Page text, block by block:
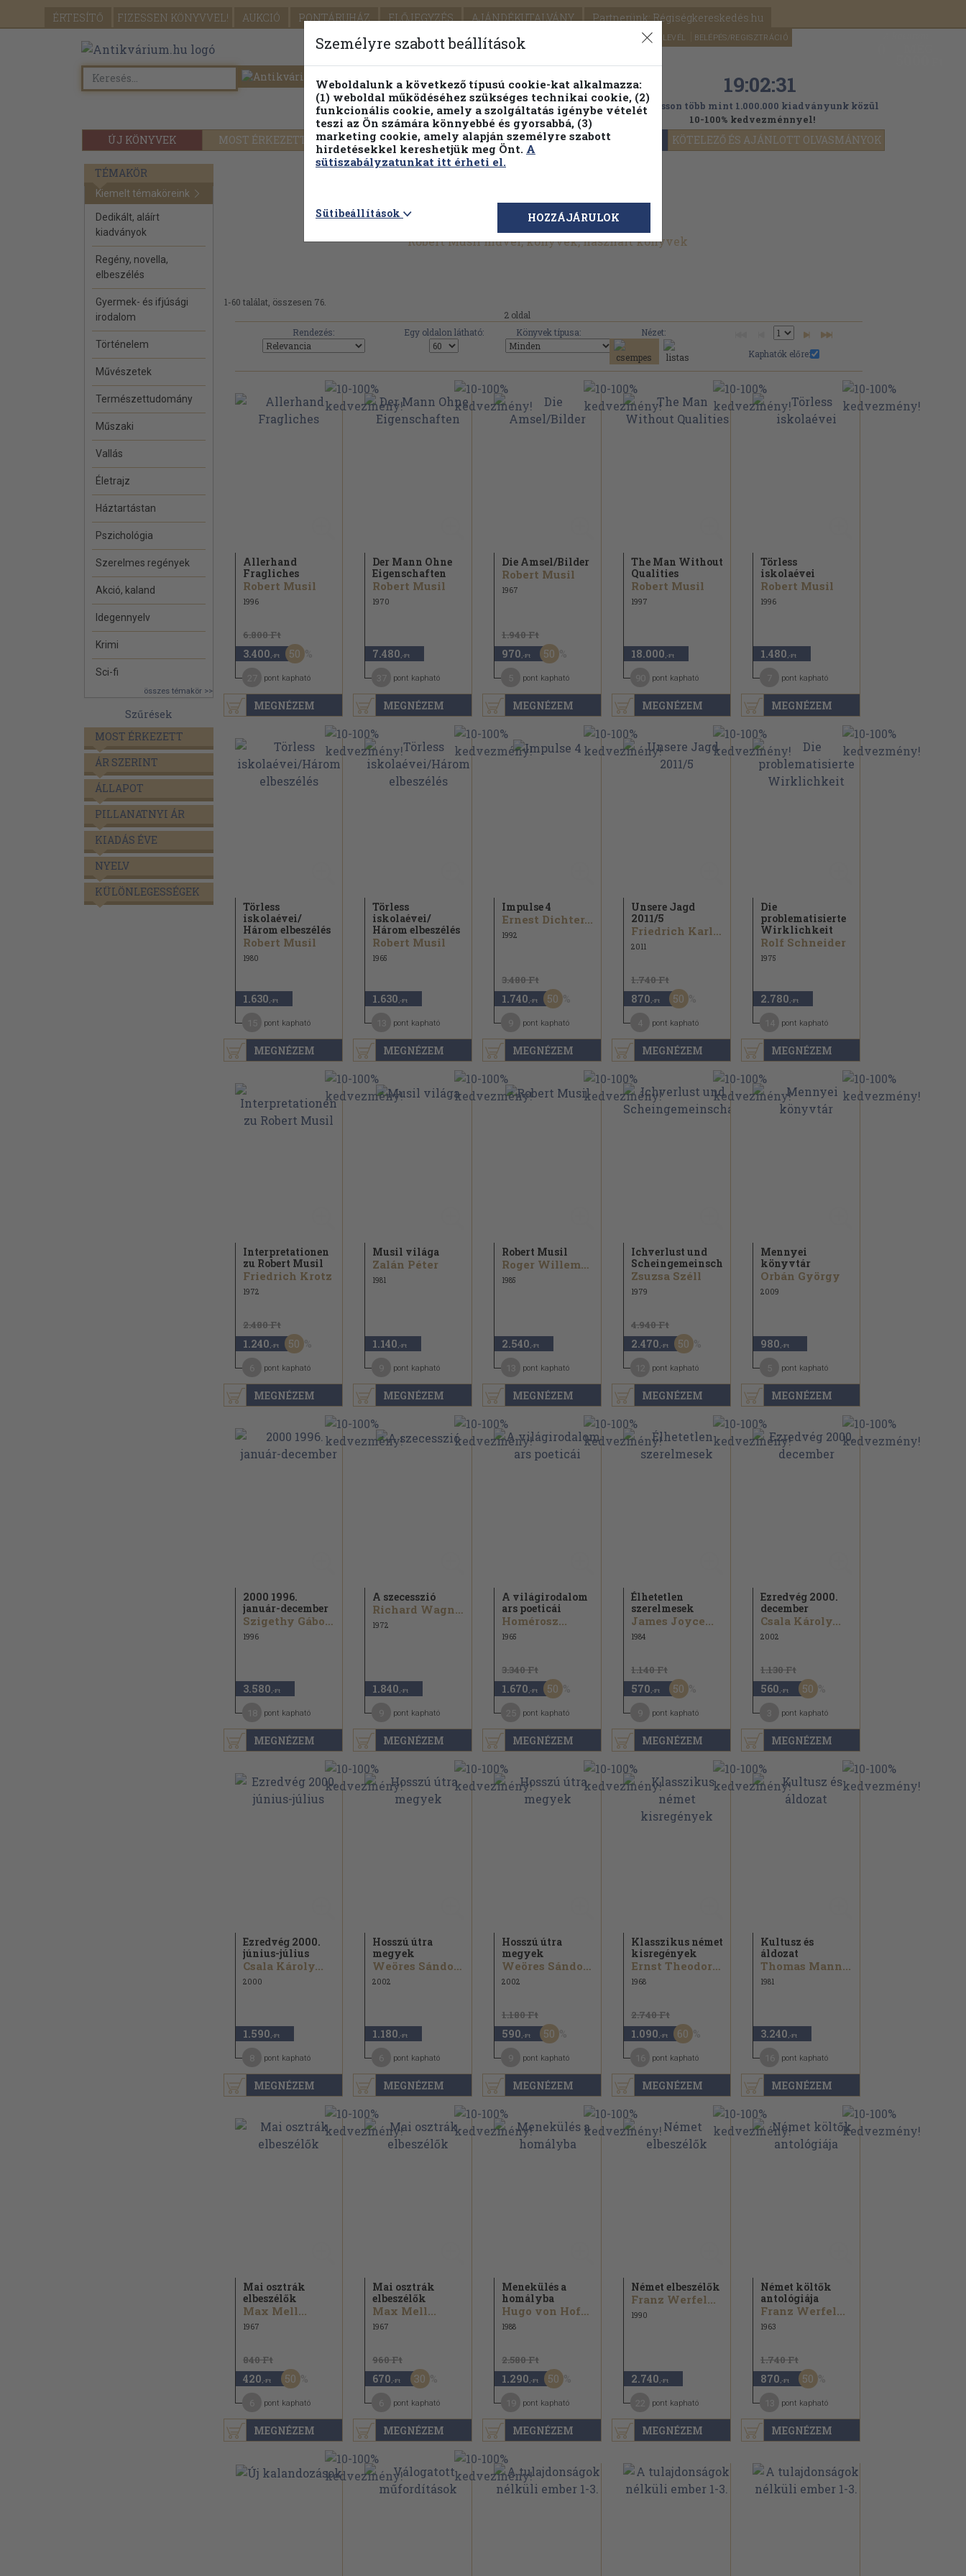
ÉRTESÍTŐ FIZESSEN KÖNYVVEL! AUKCIÓ PONTÁRUHÁZ ELŐJEGYZÉS AJÁNDÉKUTALVÁNY Partnerünk: Régiségkereskedés.hu
SEGÍTSÉG HÍRLEVÉL BELÉPÉS/REGISZTRÁCIÓ
ÚJ KÖNYVEK MOST ÉRKEZETT PILLANATNYI ÁRAINK FENNTARTHATÓ OLVASMÁNYOK KÖTELEZŐ ÉS AJÁNLOTT OLVASMÁNYOK
Részletes kereső Témaköri fa 19:02:29
Válogasson több mint 1.000.000 kiadványunk közül
10-100% kedvezménnyel!
TÉMAKÖR
Kiemelt témaköreink
Dedikált, aláírt
kiadványok
Regény, novella,
elbeszélés
Gyermek- és ifjúsági
irodalom
Történelem
Művészetek
Természettudomány
Műszaki
Vallás
Életrajz
Háztartástan
Pszichológia
Szerelmes regények
Akció, kaland
Idegennyelv
Krimi
Sci-fi
összes témakör >>
Szűrések
MOST ÉRKEZETT
ÁR SZERINT
ÁLLAPOT
PILLANATNYI ÁR
KIADÁS ÉVE
NYELV
KÜLÖNLEGESSÉGEK
Robert Musil művei, könyvek, használt könyvek
1-60 találat, összesen 76.
2 oldal
Rendezés:
Egy oldalon látható: Könyvek típusa:
Nézet:
Kaphatók előre:
MEGNÉZEM
Allerhand
Fragliches
Robert Musil
1996
6.800 Ft
3.400 ,-Ft 50
pont kapható
MEGNÉZEM
Der Mann Ohne
Eigenschaften
Robert Musil
1970
7.480 ,-Ft
pont kapható
MEGNÉZEM
Die Amsel/Bilder
Robert Musil
1967
1.940 Ft
970 ,-Ft 50
pont kapható
MEGNÉZEM
The Man Without
Qualities
Robert Musil
1997
18.000 ,-Ft
pont kapható
MEGNÉZEM
Törless
iskolaévei
Robert Musil
1996
1.480 ,-Ft
pont kapható
MEGNÉZEM
Törless
iskolaévei/
Három elbeszélés
Robert Musil
1980
1.630 ,-Ft
pont kapható
MEGNÉZEM
Törless
iskolaévei/
Három elbeszélés
Robert Musil
1965
1.630 ,-Ft
pont kapható
MEGNÉZEM
Impulse 4
Ernest Dichter...
1992
3.480 Ft
1.740 ,-Ft 50
pont kapható
MEGNÉZEM
Unsere Jagd
2011/5
Friedrich Karl von Eggeling...
2011
1.740 Ft
870 ,-Ft 50
pont kapható
MEGNÉZEM
Die
problematisierte
Wirklichkeit
Rolf Schneider
1975
2.780 ,-Ft
pont kapható
MEGNÉZEM
Interpretationen
zu Robert Musil
Friedrich Krotz
1972
2.480 Ft
1.240 ,-Ft 50
pont kapható
MEGNÉZEM
Musil világa
Zalán Péter
1981
1.140 ,-Ft
pont kapható
MEGNÉZEM
Robert Musil
Roger Willemsen
1985
2.540 ,-Ft
pont kapható
MEGNÉZEM
Ichverlust und
Scheingemeinschaft
Zsuzsa Széll
1979
4.940 Ft
2.470 ,-Ft 50
pont kapható
MEGNÉZEM
Mennyei
könyvtár
Orbán György
2009
980 ,-Ft
pont kapható
MEGNÉZEM
2000 1996.
január-december
Szigethy Gábor...
1996
3.580 ,-Ft
pont kapható
MEGNÉZEM
A szecesszió
Richard Wagner...
1972
1.840 ,-Ft
pont kapható
MEGNÉZEM
A világirodalom
ars poeticái
Homérosz...
1965
3.340 Ft
1.670 ,-Ft 50
pont kapható
MEGNÉZEM
Élhetetlen
szerelmesek
James Joyce...
1984
1.140 Ft
570 ,-Ft 50
pont kapható
MEGNÉZEM
Ezredvég 2000.
december
Csala Károly...
2002
1.130 Ft
560 ,-Ft 50
pont kapható
MEGNÉZEM
Ezredvég 2000.
június-július
Csala Károly...
2000
1.590 ,-Ft
pont kapható
MEGNÉZEM
Hosszú útra
megyek
Weöres Sándor...
2002
1.180 ,-Ft
pont kapható
MEGNÉZEM
Hosszú útra
megyek
Weöres Sándor...
2002
1.180 Ft
590 ,-Ft 50
pont kapható
MEGNÉZEM
Klasszikus német
kisregények
Ernst Theodor Amadeus Hoffmann...
1968
2.740 Ft
1.090 ,-Ft 60
pont kapható
MEGNÉZEM
Kultusz és
áldozat
Thomas Mann...
1981
3.240 ,-Ft
pont kapható
MEGNÉZEM
Mai osztrák
elbeszélők
Max Mell...
1967
840 Ft
420 ,-Ft 50
pont kapható
MEGNÉZEM
Mai osztrák
elbeszélők
Max Mell...
1967
960 Ft
670 ,-Ft 30
pont kapható
MEGNÉZEM
Menekülés a
homályba
Hugo von Hofmannsthal...
1988
2.580 Ft
1.290 ,-Ft 50
pont kapható
MEGNÉZEM
Német elbeszélők
Franz Werfel...
1990
2.740 ,-Ft
pont kapható
MEGNÉZEM
Német költők
antológiája
Franz Werfel...
1963
1.740 Ft
870 ,-Ft 50
pont kapható
Személyre szabott beállítások
Weboldalunk a következő típusú cookie-kat alkalmazza:
(1) weboldal működéséhez szükséges technikai cookie, (2)
funkcionális cookie, amely a szolgáltatás igénybe vételét
teszi az Ön számára könnyebbé és gyorsabbá, (3)
marketing cookie, amely alapján személyre szabott
hirdetésekkel kereshetjük meg Önt. A
sütiszabályzatunkat itt érheti el.
Sütibeállítások HOZZÁJÁRULOK